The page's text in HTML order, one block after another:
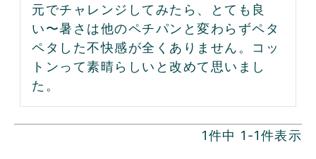
元でチャレンジしてみたら、とても良
い〜暑さは他のペチパンと変わらずペタ
ペタした不快感が全くありません。コッ
トンって素晴らしいと改めて思いまし
た。
1件中 1 -1件表示